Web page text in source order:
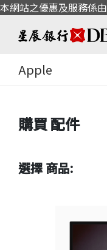
Apple
購買配件
選擇 商品: